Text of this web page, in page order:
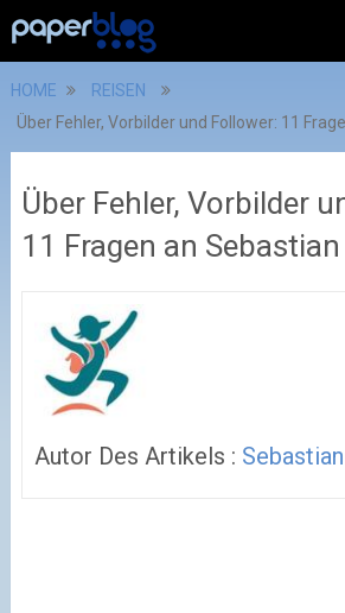
HOME
REISEN
Über Fehler, Vorbilder und Follower: 11
Über Fehler, Vorbilder
11 Fragen an Sebastian
Autor Des Artikels :